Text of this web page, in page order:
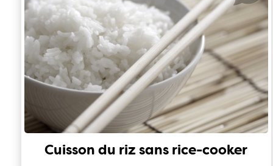
Cuisson du riz sans rice-cooker